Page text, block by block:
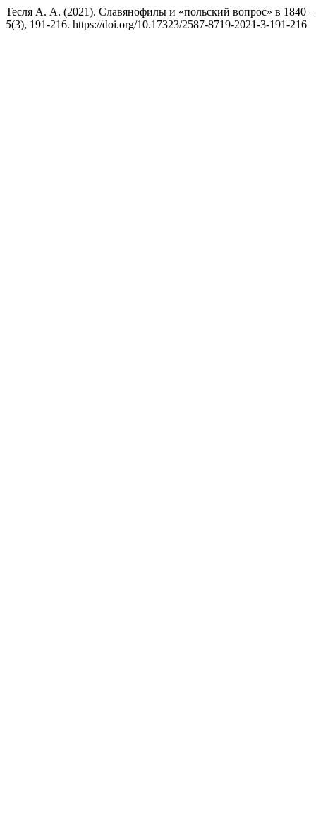
Тесля А. А. (2021). Славянофилы и «польский вопрос» в 1840
5(3), 191-216. https://doi.org/10.17323/2587-8719-2021-3-191-216